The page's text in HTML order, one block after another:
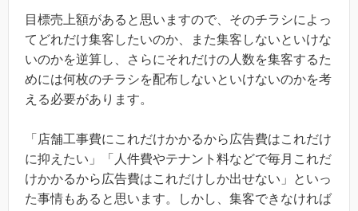
目標売上額があると思いますので、そのチラシによっ
てどれだけ集客したいのか、また集客しないといけな
いのかを逆算し、さらにそれだけの人数を集客するた
めには何枚のチラシを配布しないといけないのかを考
える必要があります。
「店舗工事費にこれだけかかるから広告費はこれだけ
に抑えたい」「人件費やテナント料などで毎月これだ
けかかるから広告費はこれだけしか出せない」といっ
た事情もあると思います。しかし、集客できなければ